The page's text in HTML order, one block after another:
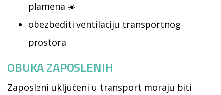
plamena ☀️
obezbediti ventilaciju transportnog
prostora
OBUKA ZAPOSLENIH
Zaposleni uključeni u transport moraju biti